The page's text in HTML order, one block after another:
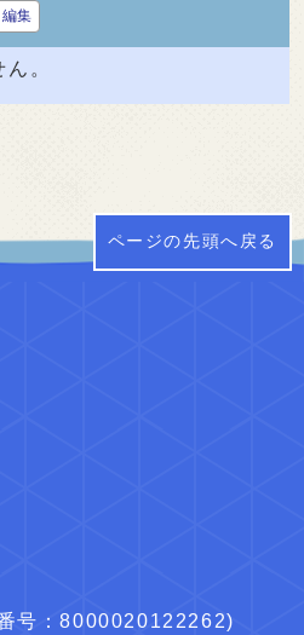
編集
。
ページの先頭へ戻る
号：8000020122262)